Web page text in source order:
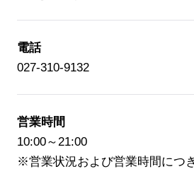
電話
027-310-9132
営業時間
10:00～21:00
※営業状況および営業時間につ